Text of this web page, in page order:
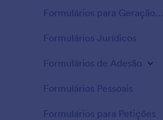
Formulários para Geração de Leads
Formulários Jurídicos
Formulários de Adesão
Formulários Pessoais
Formulários para Petições